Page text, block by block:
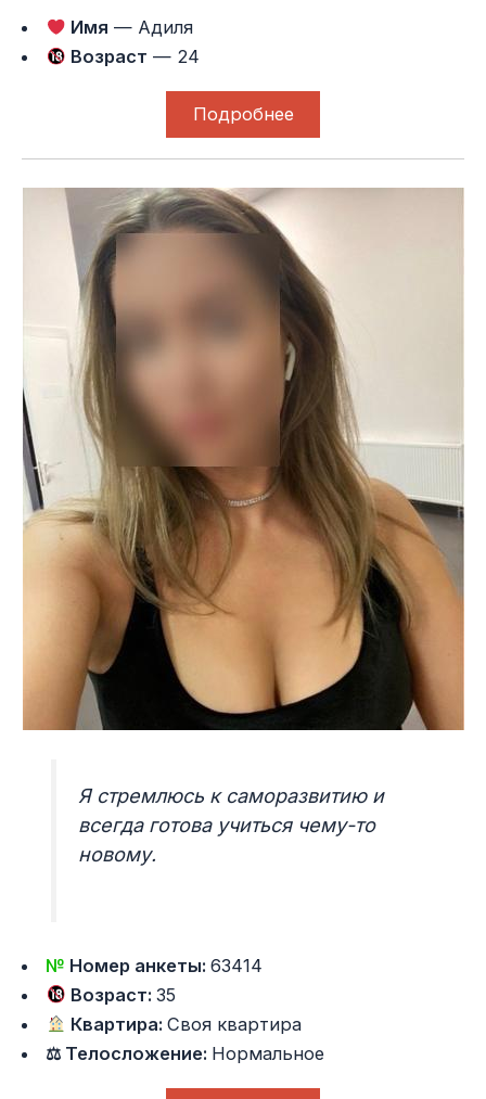
Имя — Адиля
Возраст — 24
Подробнее
Я стремлюсь к саморазвитию и
всегда готова учиться чему-то
новому.
№ Номер анкеты:63414
Возраст:35
Квартира:Своя квартира
⚖ Телосложение: Нормальное